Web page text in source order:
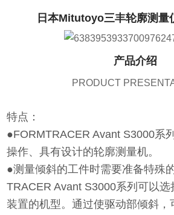
日本Mitutoyo三丰轮廓测量
产品介绍
PRODUCT
特点：
●FORMTRACER Avant S3000系
操作、具有设计的轮廓测量机。
●测量倾斜的工件时需要准备特殊
TRACER Avant S3000系列可以
装置的机型。通过使驱动部倾斜，